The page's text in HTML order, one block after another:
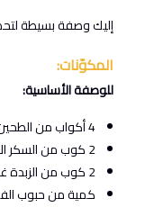
إليك وصفة بسيطة
المكوّنات:
للوصفة الأساسية:
4 أكواب من الطحين الأبيض من مطاحن القمح الذهبي
2 كوب من السكر الأبيض المطحون ناعماً
2 كوب من الزبدة غير المملّحة (على درجة حرارة الغرفة)
كمية من حبوب